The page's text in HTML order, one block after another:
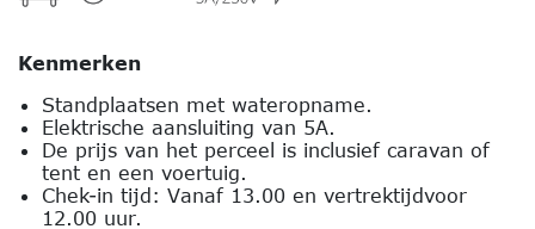
Kenmerken
Standplaatsen met wateropname.
Elektrische aansluiting van 5A.
De prijs van het perceel is inclusief caravan of
tent en een voertuig.
Chek-in tijd: Vanaf 13.00 en vertrektijdvoor
12.00 uur.